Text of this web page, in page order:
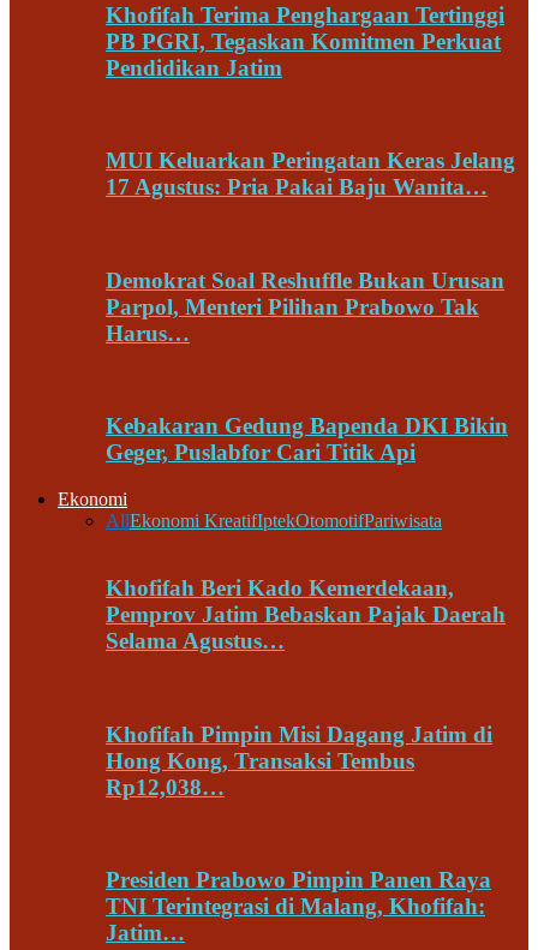
Khofifah Terima Penghargaan Tertinggi
PB PGRI, Tegaskan Komitmen Perkuat
Pendidikan Jatim
MUI Keluarkan Peringatan Keras Jelang
17 Agustus: Pria Pakai Baju Wanita…
Demokrat Soal Reshuffle Bukan Urusan
Parpol, Menteri Pilihan Prabowo Tak
Harus…
Kebakaran Gedung Bapenda DKI Bikin
Geger, Puslabfor Cari Titik Api
Ekonomi
AllEkonomi KreatifIptekOtomotifPariwisata
Khofifah Beri Kado Kemerdekaan,
Pemprov Jatim Bebaskan Pajak Daerah
Selama Agustus…
Khofifah Pimpin Misi Dagang Jatim di
Hong Kong, Transaksi Tembus
Rp12,038…
Presiden Prabowo Pimpin Panen Raya
TNI Terintegrasi di Malang, Khofifah:
Jatim…